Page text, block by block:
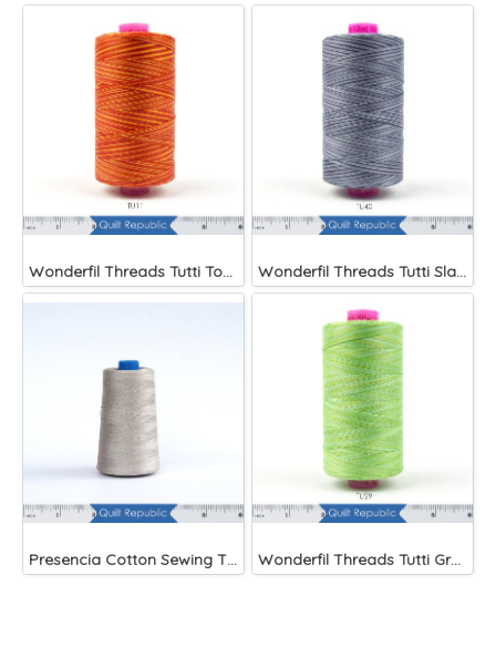
Wonderfil Threads Tutti Tomato Wonderfil Threads Tutti Slate
Presencia Cotton Sewing Thread 3-ply 60wt 4882 Yards Grey Wonderfil Threads Tutti Grass